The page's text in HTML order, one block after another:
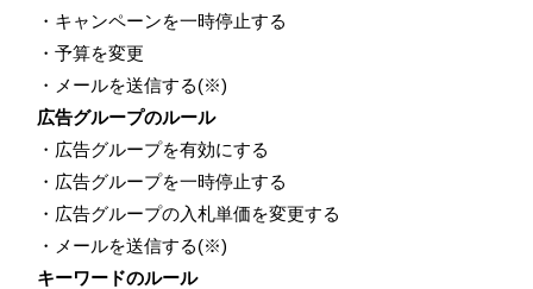
・キャンペーンを一時停止する
・予算を変更
・メールを送信する(※)
広告グループのルール
・広告グループを有効にする
・広告グループを一時停止する
・広告グループの入札単価を変更する
・メールを送信する(※)
キーワードのルール